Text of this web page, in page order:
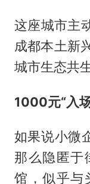
这座城市主
成都本土新
城市生态共
1000元“入
如果说小微
那么隐匿于
馆，似乎与